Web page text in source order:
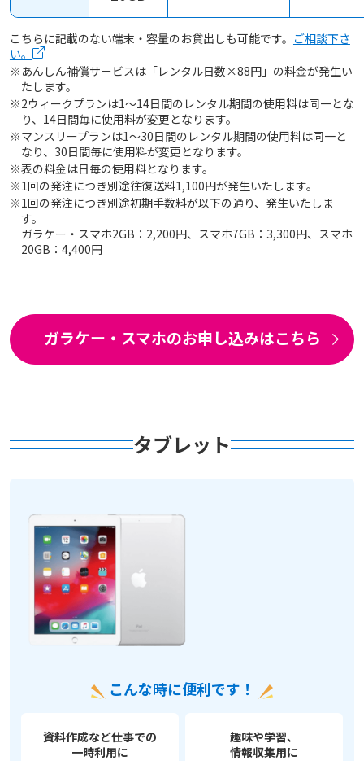
こちらに記載のない端末・容量のお貸出しも可能です。 ご相談下さ
い。
※あんしん補償サービスは「レンタル日数×88円」の料金が発生い
たします。
※2ウィークプランは1～14日間のレンタル期間の使用料は同一とな
り、14日間毎に使用料が変更となります。
※マンスリープランは1～30日間のレンタル期間の使用料は同一と
なり、30日間毎に使用料が変更となります。
※表の料金は日毎の使用料となります。
※1回の発注につき別途往復送料1,100円が発生いたします。
※1回の発注につき別途初期手数料が以下の通り、発生いたしま
す。
ガラケー・スマホ2GB：2,200円、スマホ7GB：3,300円、スマホ
20GB：4,400円
ガラケー・スマホのお申し込みはこちら
タブレット
こんな時に便利です！
資料作成など仕事での
一時利用に
趣味や学習、
情報収集用に